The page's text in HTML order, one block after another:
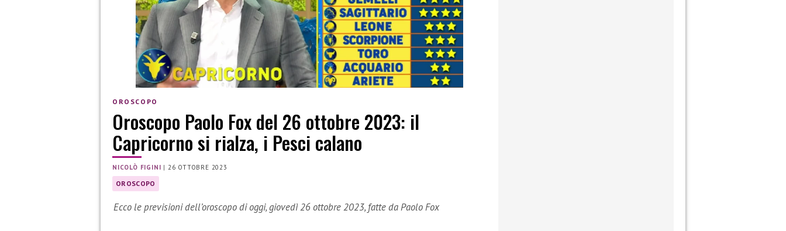
OROSCOPO
Oroscopo Paolo Fox del 26 ottobre 2023: il
Capricorno si rialza, i Pesci calano
NICOLÒ FIGINI | 26 OTTOBRE 2023
OROSCOPO
Ecco le previsioni dell’oroscopo di oggi, giovedì 26 ottobre 2023, fatte da Paolo Fox